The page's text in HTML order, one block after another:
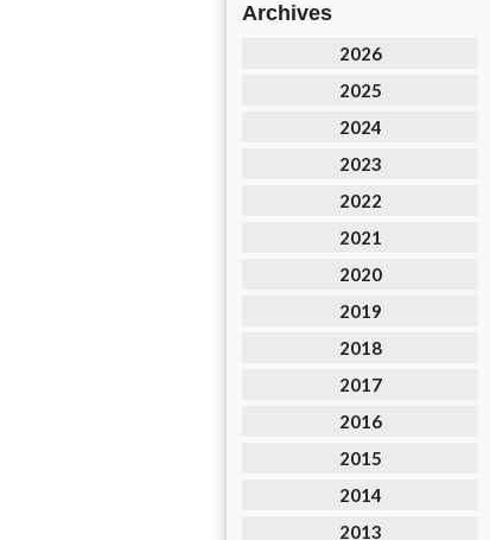
Archives
2026
2025
2024
2023
2022
2021
2020
2019
2018
2017
2016
2015
2014
2013